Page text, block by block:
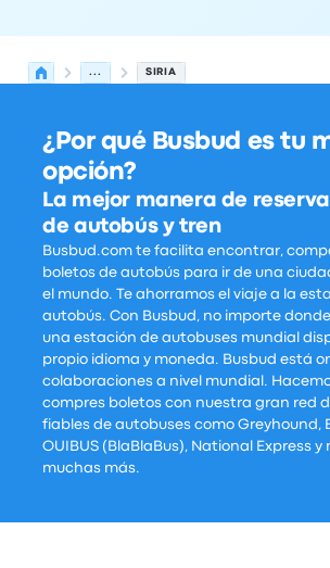
... SIRIA
¿Por qué Busbud es tu
opción?
La mejor manera de
de autobús y tren
Busbud.com te facilita encontrar,
boletos de autobús para ir de una
el mundo. Te ahorramos el viaje a la
autobús. Con Busbud, no importe
una estación de autobuses mundial
propio idioma y moneda. Busbud está
colaboraciones a nivel mundial.
compres boletos con nuestra gran red
fiables de autobuses como Greyhound,
OUIBUS (BlaBlaBus), National Express y
muchas más.